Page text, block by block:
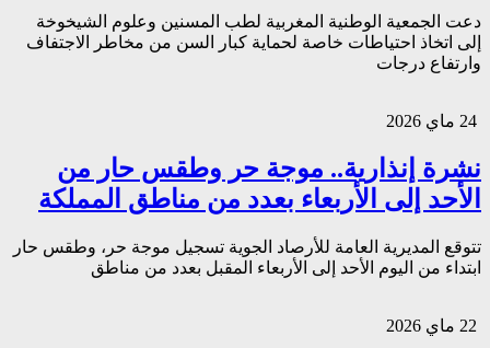
دعت الجمعية الوطنية المغربية لطب المسنين وعلوم الشيخوخة
إلى اتخاذ احتياطات خاصة لحماية كبار السن من مخاطر الاجتفاف
وارتفاع درجات
نشرة إنذارية.. موجة حر وطقس حار من
الأحد إلى الأربعاء بعدد من مناطق المملكة
تتوقع المديرية العامة للأرصاد الجوية تسجيل موجة حر، وطقس حار
ابتداء من اليوم الأحد إلى الأربعاء المقبل بعدد من مناطق